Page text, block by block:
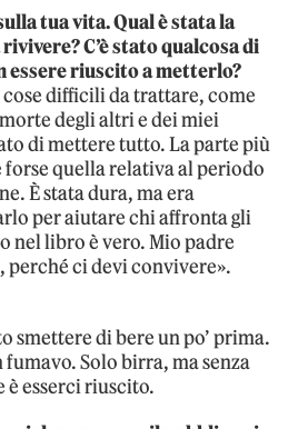
tua vita. Qual è stata la
C’è stato qualcosa di
essere riuscito a metterlo?
cose difficili da trattare, come
degli altri e dei miei
di mettere tutto. La parte più
quella relativa al periodo
È stata dura, ma era
per aiutare chi affronta gli
nel libro è vero. Mio padre
perché ci devi convivere».
smettere di bere un po’ prima.
Solo birra, ma senza
è esserci riuscito.